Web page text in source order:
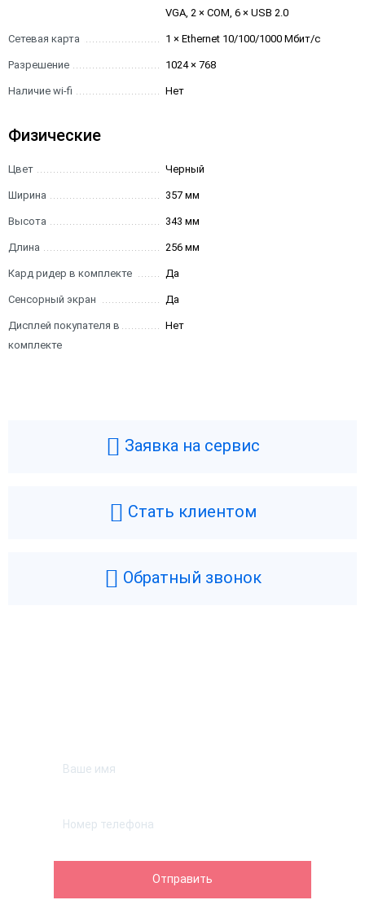
VGA, 2 × COM, 6 × USB 2.0
Сетевая карта 1 × Ethernet 10/100/1000 Мбит/с
Разрешение 1024 × 768
Наличие wi-fi Нет
Физические
Цвет Черный
Ширина 357 мм
Высота 343 мм
Длина 256 мм
Кард ридер в комплекте Да
Сенсорный экран Да
Дисплей покупателя в
комплекте
Нет
Заявка на сервис
Стать клиентом
Обратный звонок